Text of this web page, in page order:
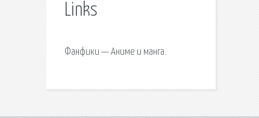
Links
Фанфики — Аниме и манга.